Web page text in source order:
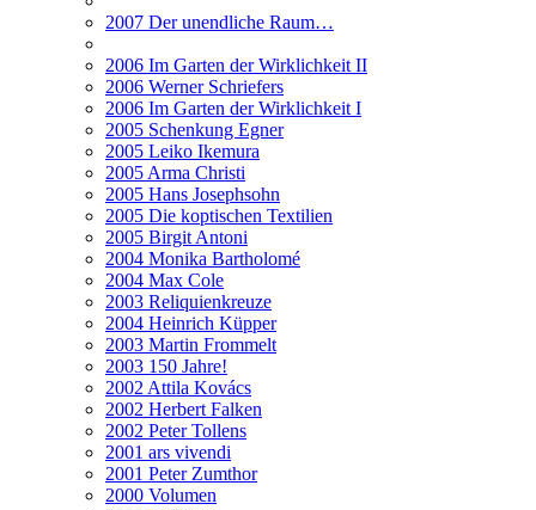
2007 Der unendliche Raum…
2006 Im Garten der Wirklichkeit II
2006 Werner Schriefers
2006 Im Garten der Wirklichkeit I
2005 Schenkung Egner
2005 Leiko Ikemura
2005 Arma Christi
2005 Hans Josephsohn
2005 Die koptischen Textilien
2005 Birgit Antoni
2004 Monika Bartholomé
2004 Max Cole
2003 Reliquienkreuze
2004 Heinrich Küpper
2003 Martin Frommelt
2003 150 Jahre!
2002 Attila Kovács
2002 Herbert Falken
2002 Peter Tollens
2001 ars vivendi
2001 Peter Zumthor
2000 Volumen